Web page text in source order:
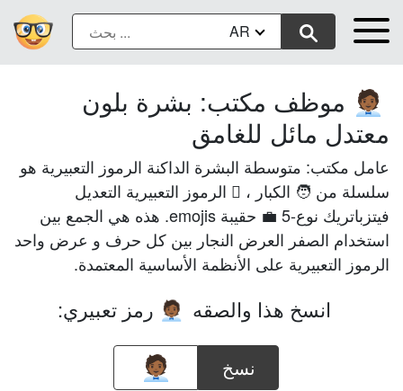
AR
🧑🏾‍💼 موظف مكتب: بشرة بلون
معتدل مائل للغامق
عامل مكتب: متوسطة البشرة الداكنة الرموز التعبيرية هو
سلسلة من 🧑 الكبار ، 🏾 الرموز التعبيرية التعديل
فيتزباتريك نوع-5 💼 حقيبة emojis. هذه هي الجمع بين
استخدام الصفر العرض النجار بين كل حرف و عرض واحد
الرموز التعبيرية على الأنظمة الأساسية المعتمدة.
انسخ هذا والصقه 🧑🏾‍💼 رمز تعبيري:
نسخ